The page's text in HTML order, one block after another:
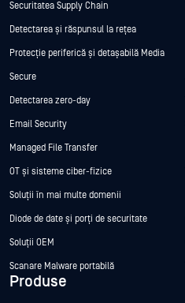
Securitatea Supply Chain
Detectarea și răspunsul la rețea
Protecție periferică și detașabilă Media
Secure
Detectarea zero-day
Email Security
Managed File Transfer
OT și sisteme ciber-fizice
Soluții în mai multe domenii
Diode de date și porți de securitate
Soluții OEM
Scanare Malware portabilă
Produse